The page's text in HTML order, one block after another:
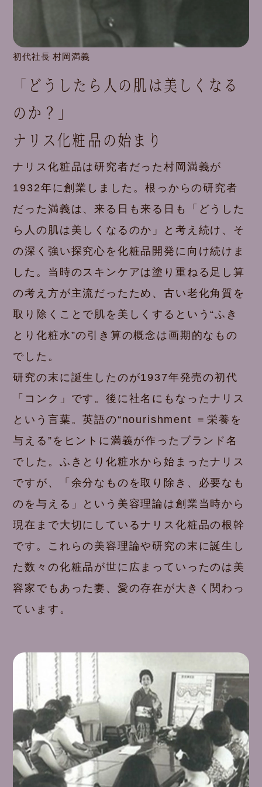
初代社長 村岡満義
「どうしたら人の肌は美しくなる
のか？」
ナリス化粧品の始まり
ナリス化粧品は研究者だった村岡満義が
1932年に創業しました。根っからの研究者
だった満義は、来る日も来る日も「どうした
ら人の肌は美しくなるのか」と考え続け、そ
の深く強い探究心を化粧品開発に向け続けま
した。当時のスキンケアは塗り重ねる足し算
の考え方が主流だったため、古い老化角質を
取り除くことで肌を美しくするという“ふき
とり化粧水”の引き算の概念は画期的なもの
でした。
研究の末に誕生したのが1937年発売の初代
「コンク」です。後に社名にもなったナリス
という言葉。英語の“nourishment ＝栄養を
与える”をヒントに満義が作ったブランド名
でした。ふきとり化粧水から始まったナリス
ですが、「余分なものを取り除き、必要なも
のを与える」という美容理論は創業当時から
現在まで大切にしているナリス化粧品の根幹
です。これらの美容理論や研究の末に誕生し
た数々の化粧品が世に広まっていったのは美
容家でもあった妻、愛の存在が大きく関わっ
ています。